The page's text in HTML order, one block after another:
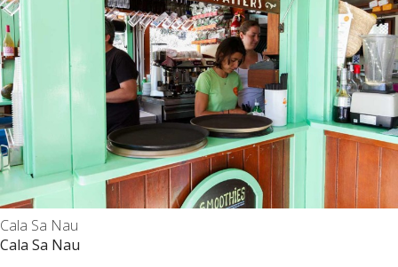
Cala Sa Nau
Cala Sa Nau